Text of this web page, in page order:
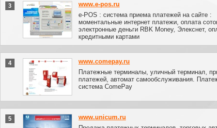
3
www.e-pos.ru
e-POS : система приема платежей на сайте :
моментальные интернет платежи, оплата
электронные деньги RBK Money, Элекснет,
кредитными картами
4
www.comepay.ru
Платежные терминалы, уличный терминал,
платежей, автомат самообслуживания.
система ComePay
5
www.unicum.ru